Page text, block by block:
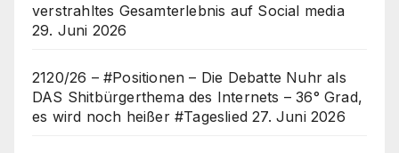
verstrahltes Gesamterlebnis auf Social media
29. Juni 2026
2120/26 – #Positionen – Die Debatte Nuhr als
DAS Shitbürgerthema des Internets – 36° Grad,
es wird noch heißer #Tageslied 27. Juni 2026